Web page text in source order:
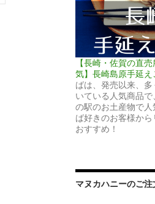
【長崎・佐賀の直
気】長崎島原手延
ばは、発売以来、
いている人気商品
の駅のお土産物で
ば好きのお客様か
おすすめ！
マヌカハニーのご注